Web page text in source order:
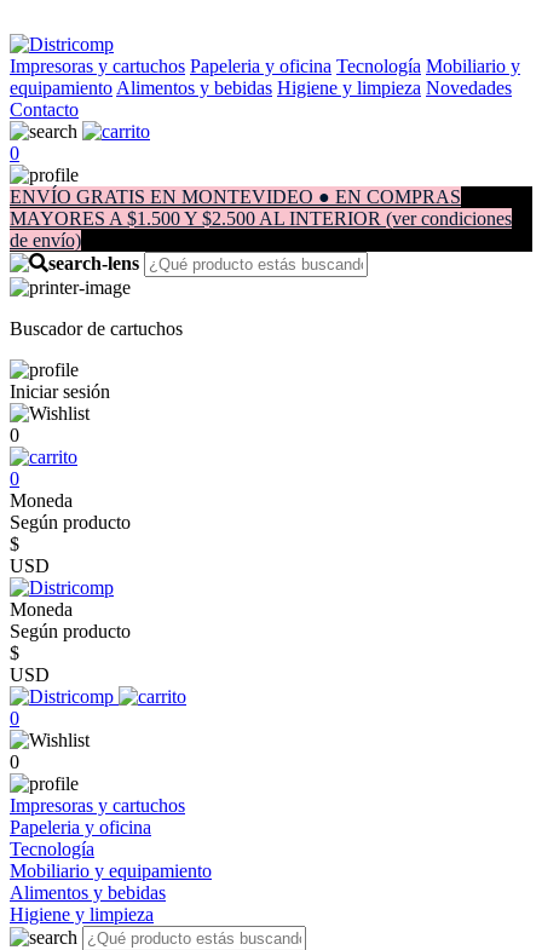
Impresoras y cartuchos Papeleria y oficina Tecnología Mobiliario y
equipamiento Alimentos y bebidas Higiene y limpieza Novedades
Contacto
0
ENVÍO GRATIS EN MONTEVIDEO ● EN COMPRAS
MAYORES A $1.500 Y $2.500 AL INTERIOR (ver condiciones
de envío)
Buscador de cartuchos
Iniciar sesión
0
0
Moneda
Según producto
$
USD
Moneda
Según producto
$
USD
0
0
Impresoras y cartuchos
Papeleria y oficina
Tecnología
Mobiliario y equipamiento
Alimentos y bebidas
Higiene y limpieza